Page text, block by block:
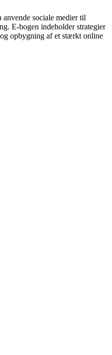
sociale medier til
E-bogen indeholder strategier
opbygning af et stærkt online